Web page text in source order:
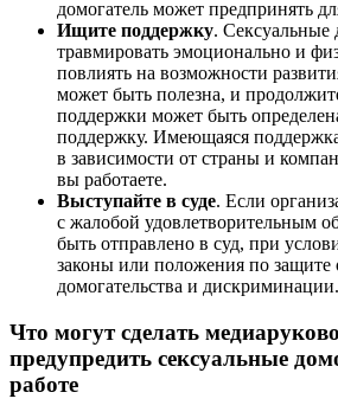
домогатель может предпринять
Ищите поддержку. Сексуальные
травмировать эмоционально и
повлиять на возможности
может быть полезна, и
поддержки может быть
поддержку. Имеющаяся поддержка
в зависимости от страны и
вы работаете.
Выступайте в суде. Если
с жалобой удовлетворительным
быть отправлено в суд, при
законы или положения по защите
домогательства и дискриминации.
Что могут сделать
предупредить сексуальные
работе